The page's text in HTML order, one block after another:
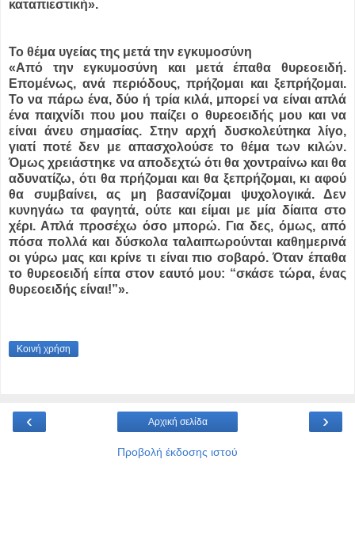
καταπιεστική».
Το θέμα υγείας της μετά την εγκυμοσύνη
«Από την εγκυμοσύνη και μετά έπαθα θυρεοειδή.
Επομένως, ανά περιόδους, πρήζομαι και ξεπρήζομαι.
Το να πάρω ένα, δύο ή τρία κιλά, μπορεί να είναι απλά
ένα παιχνίδι που μου παίζει ο θυρεοειδής μου και να
είναι άνευ σημασίας. Στην αρχή δυσκολεύτηκα λίγο,
γιατί ποτέ δεν με απασχολούσε το θέμα των κιλών.
Όμως χρειάστηκε να αποδεχτώ ότι θα χοντραίνω και θα
αδυνατίζω, ότι θα πρήζομαι και θα ξεπρήζομαι, κι αφού
θα συμβαίνει, ας μη βασανίζομαι ψυχολογικά. Δεν
κυνηγάω τα φαγητά, ούτε και είμαι με μία δίαιτα στο
χέρι. Απλά προσέχω όσο μπορώ. Για δες, όμως, από
πόσα πολλά και δύσκολα ταλαιπωρούνται καθημερινά
οι γύρω μας και κρίνε τι είναι πιο σοβαρό. Όταν έπαθα
το θυρεοειδή είπα στον εαυτό μου: “σκάσε τώρα, ένας
θυρεοειδής είναι!”».
Κοινή χρήση
‹ ›
Αρχική σελίδα
Προβολή έκδοσης ιστού